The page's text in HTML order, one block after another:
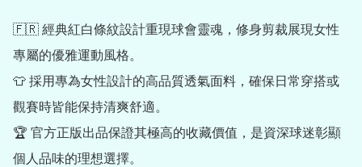
🇫🇷 經典紅白條紋設計重現球會靈魂，修身剪裁展現女性
專屬的優雅運動風格。
👕 採用專為女性設計的高品質透氣面料，確保日常穿搭或
觀賽時皆能保持清爽舒適。
🏆 官方正版出品保證其極高的收藏價值，是資深球迷彰顯
個人品味的理想選擇。